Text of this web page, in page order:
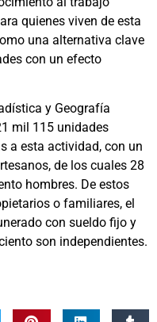
quienes viven de esta
una alternativa clave
con un efecto
y Geografía
mil 115 unidades
a esta actividad, con un
de los cuales 28
hombres. De estos
o familiares, el
con sueldo fijo y
son independientes.